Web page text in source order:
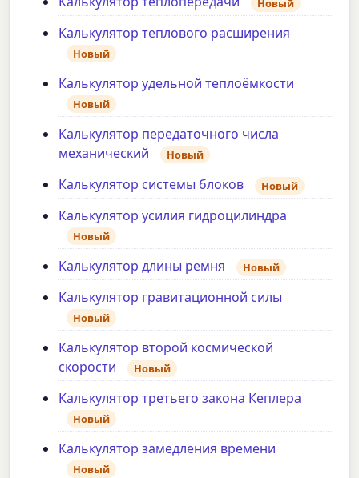
Калькулятор теплового расширения
Новый
Калькулятор удельной теплоёмкости
Новый
Калькулятор передаточного числа
механический
Новый
Калькулятор системы блоков Новый
Калькулятор усилия гидроцилиндра
Новый
Калькулятор длины ремня Новый
Калькулятор гравитационной силы
Новый
Калькулятор второй космической
скорости
Новый
Калькулятор третьего закона Кеплера
Новый
Калькулятор замедления времени
Новый